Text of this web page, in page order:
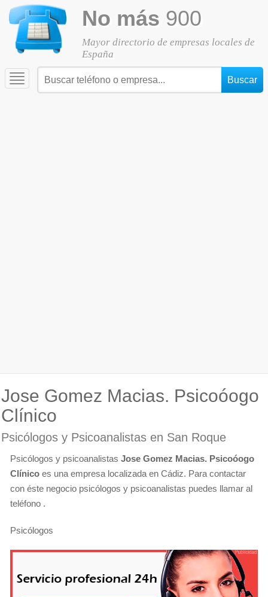
No más 900
Mayor directorio de empresas locales de
España
Toggle
navigation
Jose Gomez Macias. Psicoóogo
Clínico
Psicólogos y Psicoanalistas en San Roque
Psicólogos y psicoanalistas Jose Gomez Macias. Psicoóogo
Clínico es una empresa localizada en Cádiz. Para contactar
con éste negocio psicólogos y psicoanalistas puedes llamar al
teléfono .
Psicólogos